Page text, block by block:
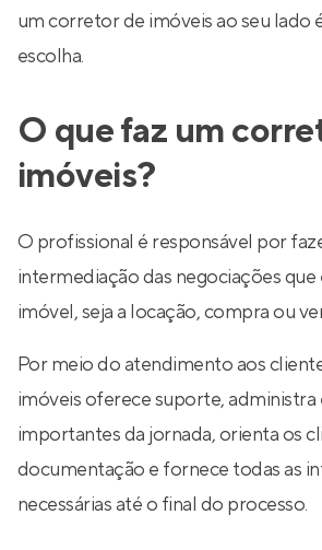
um corretor de imóveis ao seu lado
escolha.
O que faz um
imóveis?
O profissional é responsável por
intermediação das negociações
imóvel, seja a locação, compra ou
Por meio do atendimento aos
imóveis oferece suporte, administra
importantes da jornada, orienta os
documentação e fornece todas as
necessárias até o final do processo.